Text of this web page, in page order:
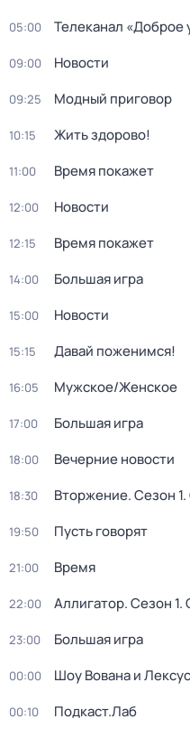
05:00 Телеканал «Доброе
09:00 Новости
09:25 Модный приговор
10:15 Жить здорово!
11:00 Время покажет
12:00 Новости
12:15 Время покажет
14:00 Большая игра
15:00 Новости
15:15 Давай поженимся!
16:05 Мужское/Женское
17:00 Большая игра
18:00 Вечерние новости
18:30 Вторжение. Сезон 1
19:50 Пусть говорят
21:00 Время
22:00 Аллигатор. Сезон 1.
23:00 Большая игра
00:00 Шоу Вована и
00:10 Подкаст.Лаб